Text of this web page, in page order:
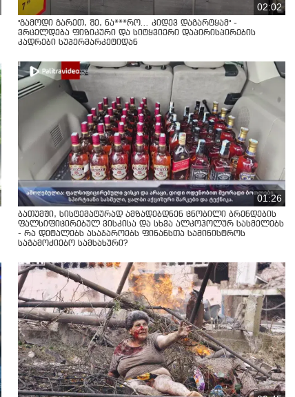
02:02
"გამოდი გარეთ, შე, ნა***რო... კიდევ დაგარტყამ" -
ვრცელდება ფიზიკური და სიტყვიერი დაპირისპირების
კადრები სუპერმარკეტიდან
01:26
ბათუმში, სისტემატურად ამზადებდნენ ცნობილი ბრენდების
ფალსიფიცირებულ ვისკისა და სხვა ალკოჰოლურ სასმელებს
- რა დეტალებს ასაჯაროებს ფინანსთა სამინისტროს
საგამოძიებო სამსახური?